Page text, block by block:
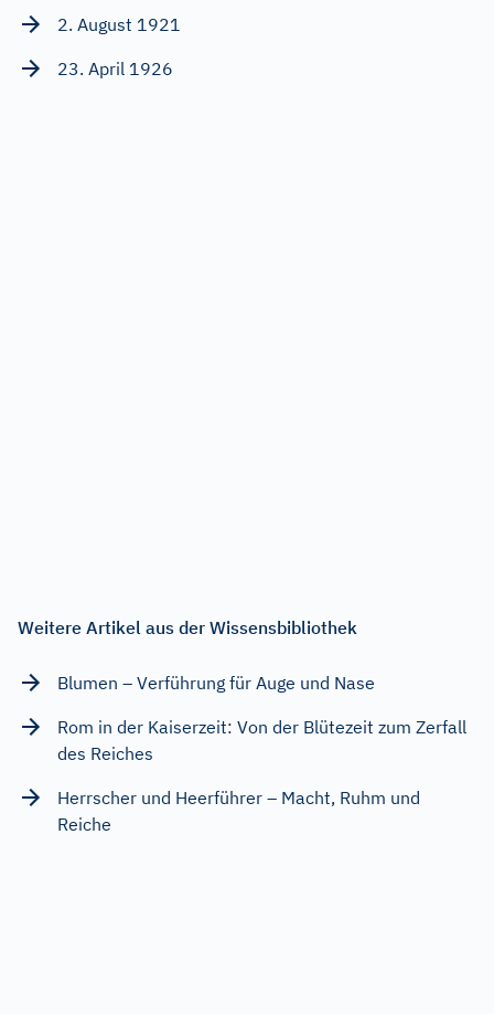
2. August 1921
23. April 1926
Weitere Artikel aus der Wissensbibliothek
Blumen – Verführung für Auge und Nase
Rom in der Kaiserzeit: Von der Blütezeit zum Zerfall
des Reiches
Herrscher und Heerführer – Macht, Ruhm und
Reiche